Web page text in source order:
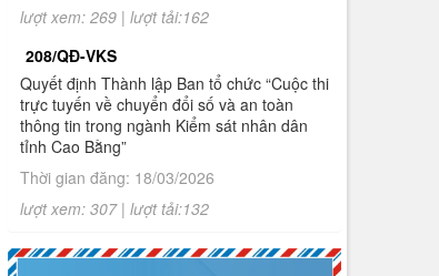
1.Thông báo tuyển sinh đào tạo trình độ
thạc sĩ ngành Luật hình sự và tố tụng
hình sự (khóa 8), ngành Luật (khóa 3)
đợt 2 năm 2026
lượt xem: 269 | lượt tải:162
208/QĐ-VKS
Quyết định Thành lập Ban tổ chức “Cuộc thi
trực tuyến về chuyển đổi số và an toàn
thông tin trong ngành Kiểm sát nhân dân
tỉnh Cao Bằng”
Thời gian đăng: 18/03/2026
lượt xem: 307 | lượt tải:132